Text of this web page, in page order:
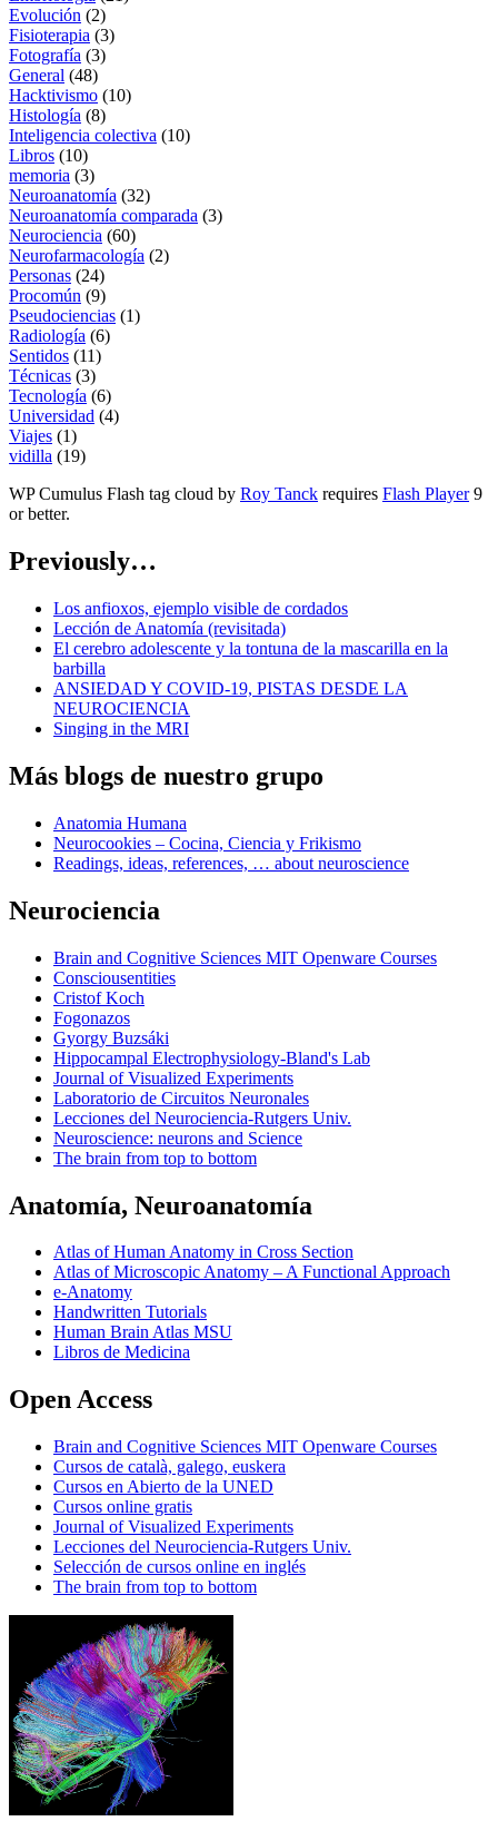
Evolución (2)
Fisioterapia (3)
Fotografía (3)
General (48)
Hacktivismo (10)
Histología (8)
Inteligencia colectiva (10)
Libros (10)
memoria (3)
Neuroanatomía (32)
Neuroanatomía comparada (3)
Neurociencia (60)
Neurofarmacología (2)
Personas (24)
Procomún (9)
Pseudociencias (1)
Radiología (6)
Sentidos (11)
Técnicas (3)
Tecnología (6)
Universidad (4)
Viajes (1)
vidilla (19)
WP Cumulus Flash tag cloud by Roy Tanck requires Flash Player9
or better.
Previously…
Los anfioxos, ejemplo visible de cordados
Lección de Anatomía (revisitada)
El cerebro adolescente y la tontuna de la mascarilla en la
barbilla
ANSIEDAD Y COVID-19, PISTAS DESDE LA
NEUROCIENCIA
Singing in the MRI
Más blogs de nuestro grupo
Anatomia Humana
Neurocookies – Cocina, Ciencia y Frikismo
Readings, ideas, references, … about neuroscience
Neurociencia
Brain and Cognitive Sciences MIT Openware Courses
Consciousentities
Cristof Koch
Fogonazos
Gyorgy Buzsáki
Hippocampal Electrophysiology-Bland's Lab
Journal of Visualized Experiments
Laboratorio de Circuitos Neuronales
Lecciones del Neurociencia-Rutgers Univ.
Neuroscience: neurons and Science
The brain from top to bottom
Anatomía, Neuroanatomía
Atlas of Human Anatomy in Cross Section
Atlas of Microscopic Anatomy – A Functional Approach
e-Anatomy
Handwritten Tutorials
Human Brain Atlas MSU
Libros de Medicina
Open Access
Brain and Cognitive Sciences MIT Openware Courses
Cursos de català, galego, euskera
Cursos en Abierto de la UNED
Cursos online gratis
Journal of Visualized Experiments
Lecciones del Neurociencia-Rutgers Univ.
Selección de cursos online en inglés
The brain from top to bottom